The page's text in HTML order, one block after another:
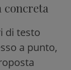
concreta
di testo
a punto,